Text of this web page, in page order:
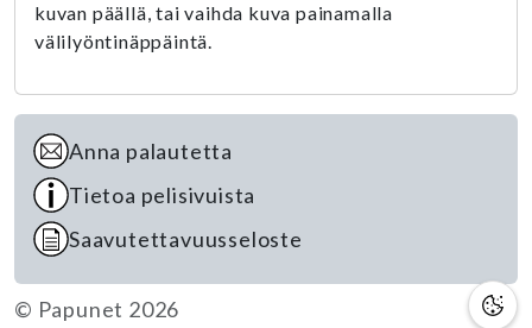
kuvan päällä, tai vaihda kuva painamalla
välilyöntinäppäintä.
Anna palautetta
Tietoa pelisivuista
Saavutettavuusseloste
© Papunet 2026